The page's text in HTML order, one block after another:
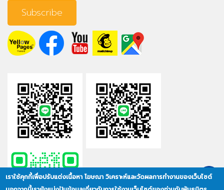
เราใช้คุกกี้เพื่อปรับแต่งเนื้อหา โฆษณา วิเคราะห์และวัดผลการทำงานของเว็บไซต์